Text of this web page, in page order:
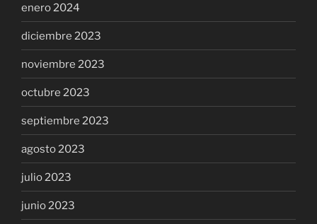
enero 2024
diciembre 2023
noviembre 2023
octubre 2023
septiembre 2023
agosto 2023
julio 2023
junio 2023